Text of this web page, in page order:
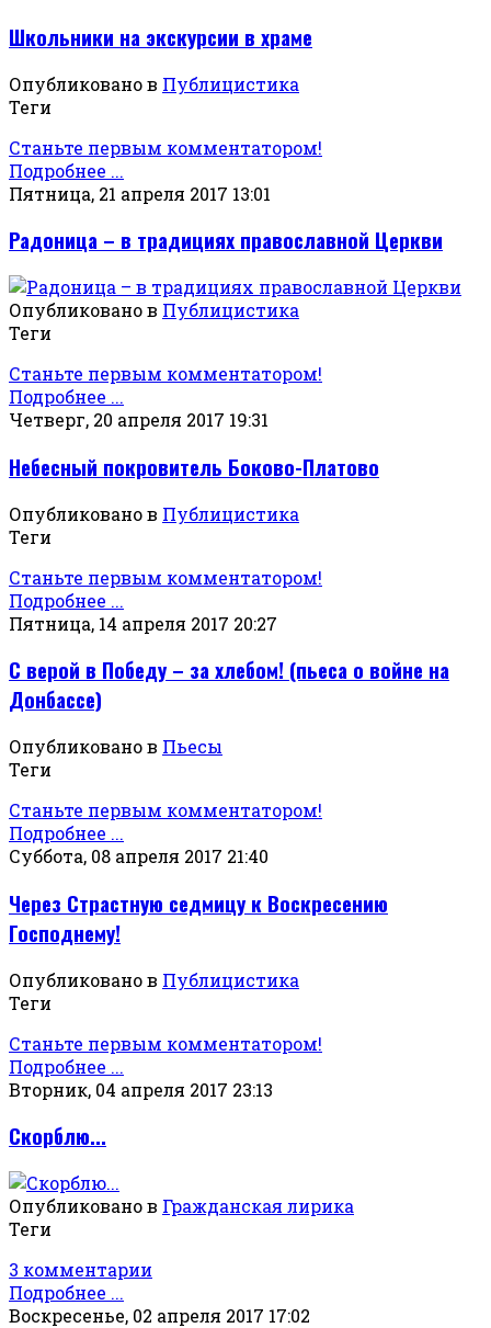
Школьники на экскурсии в храме
Опубликовано в Публицистика
Теги
Станьте первым комментатором!
Подробнее ...
Пятница, 21 апреля 2017 13:01
Радоница – в традициях православной Церкви
Опубликовано в Публицистика
Теги
Станьте первым комментатором!
Подробнее ...
Четверг, 20 апреля 2017 19:31
Небесный покровитель Боково-Платово
Опубликовано в Публицистика
Теги
Станьте первым комментатором!
Подробнее ...
Пятница, 14 апреля 2017 20:27
С верой в Победу – за хлебом! (пьеса о войне на
Донбассе)
Опубликовано в Пьесы
Теги
Станьте первым комментатором!
Подробнее ...
Суббота, 08 апреля 2017 21:40
Через Страстную седмицу к Воскресению
Господнему!
Опубликовано в Публицистика
Теги
Станьте первым комментатором!
Подробнее ...
Вторник, 04 апреля 2017 23:13
Скорблю...
Опубликовано в Гражданская лирика
Теги
3 комментарии
Подробнее ...
Воскресенье, 02 апреля 2017 17:02